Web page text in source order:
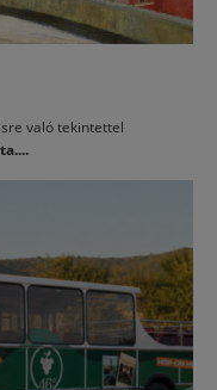
való tekintettel